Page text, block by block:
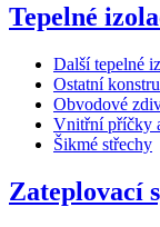
Tepelné
Další tepelné
Ostatní
Obvodové
Vnitřní příčky
Šikmé střechy
Zateplovací